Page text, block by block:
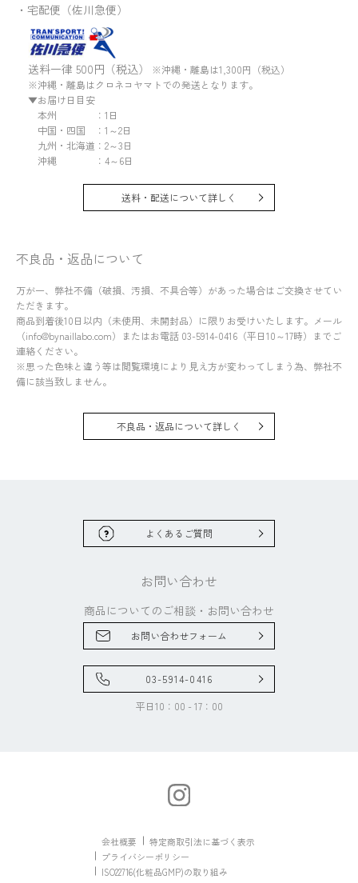
・宅配便（佐川急便）
送料一律 500円（税込）
※沖縄・離島は1,300円（税込）
※沖縄・離島はクロネコヤマトでの発送となります。
▼お届け日目安
本州 ：1日
中国・四国 ：1～2日
九州・北海道：2～3日
沖縄 ：4～6日
送料・配送について詳しく
不良品・返品について
万が一、弊社不備（破損、汚損、不具合等）があった場合はご交換させてい
ただきます。
商品到着後10日以内（未使用、未開封品）に限りお受けいたします。メール
（info@bynaillabo.com）またはお電話 03-5914-0416（平日10～17時）までご
連絡ください。
※思った色味と違う等は閲覧環境により見え方が変わってしまう為、弊社不
備に該当致しません。
不良品・返品について詳しく
よくあるご質問
お問い合わせ
商品についてのご相談・ お問い合わせ
お問い合わせフォーム
03-5914-0416
平日10：00 - 17：00
会社概要
特定商取引法に基づく表示
プライバシーポリシー
ISO22716(化粧品GMP)の取り組み